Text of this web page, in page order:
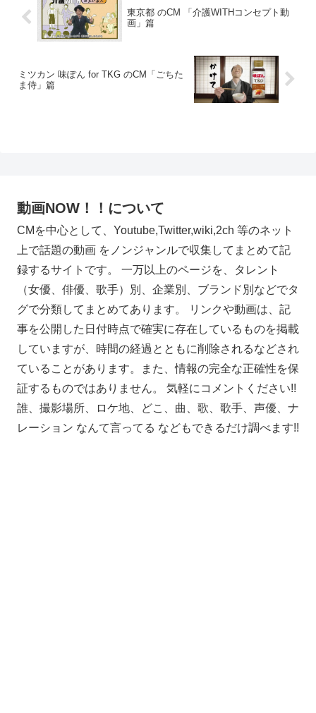
東京都 のCM 「介護WITHコンセプト動
画」篇
ミツカン 味ぽん for TKG のCM「ごちた
ま侍」篇
動画NOW！！について
CMを中心として、Youtube,Twitter,wiki,2ch 等のネット
上で話題の動画 をノンジャンルで収集してまとめて記
録するサイトです。 一万以上のページを、タレント
（女優、俳優、歌手）別、企業別、ブランド別などでタ
グで分類してまとめてあります。 リンクや動画は、記
事を公開した日付時点で確実に存在しているものを掲載
していますが、時間の経過とともに削除されるなどされ
ていることがあります。また、情報の完全な正確性を保
証するものではありません。 気軽にコメントください!!
誰、撮影場所、ロケ地、どこ、曲、歌、歌手、声優、ナ
レーション なんて言ってる などもできるだけ調べます!!